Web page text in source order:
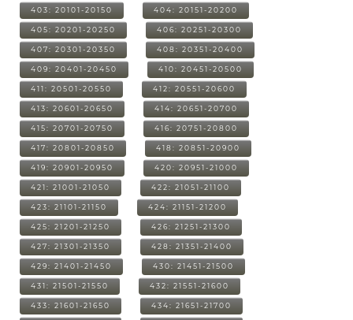
403: 20101-20150 404: 20151-20200
405: 20201-20250 406: 20251-20300
407: 20301-20350 408: 20351-20400
409: 20401-20450 410: 20451-20500
411: 20501-20550 412: 20551-20600
413: 20601-20650 414: 20651-20700
415: 20701-20750 416: 20751-20800
417: 20801-20850 418: 20851-20900
419: 20901-20950 420: 20951-21000
421: 21001-21050 422: 21051-21100
423: 21101-21150 424: 21151-21200
425: 21201-21250 426: 21251-21300
427: 21301-21350 428: 21351-21400
429: 21401-21450 430: 21451-21500
431: 21501-21550 432: 21551-21600
433: 21601-21650 434: 21651-21700